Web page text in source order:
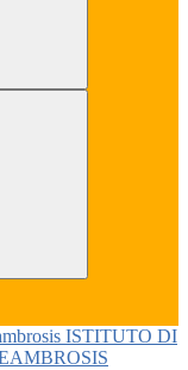
ISTITUTO DI